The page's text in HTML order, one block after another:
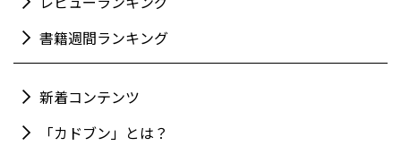
書籍週間ランキング
新着コンテンツ
「カドブン」とは？